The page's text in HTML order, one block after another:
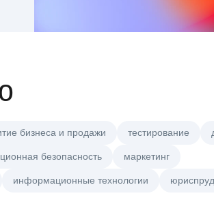
бизнеса и продажи тестирование
безопасность маркетинг
информационные технологии